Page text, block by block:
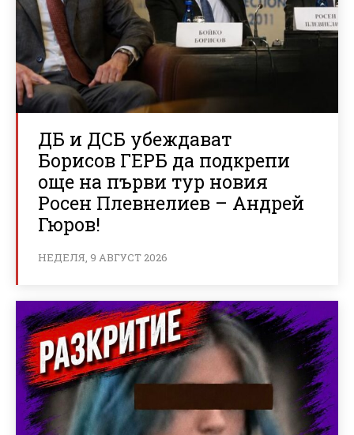
ДБ и ДСБ убеждават
Борисов ГЕРБ да подкрепи
още на първи тур новия
Росен Плевнелиев – Андрей
Гюров!
НЕДЕЛЯ, 9 АВГУСТ 2026